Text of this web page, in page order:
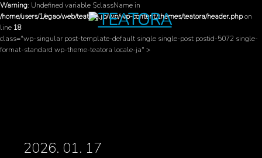
Warning: Undefined variable $className in
/home/users/1/egao/web/teatora.jp/wp/wp-content/themes/teatora/header.phpon
line 18
class="wp-singular post-template-default single single-post postid-5072 single-
format-standard wp-theme-teatora locale-ja" >
2026. 01. 17